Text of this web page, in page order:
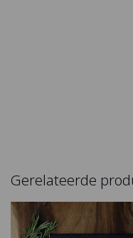
Gerelateerde